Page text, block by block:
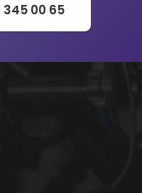
345 00 65